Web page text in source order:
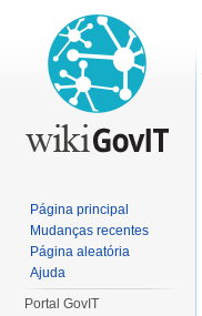
Página principal
Mudanças recentes
Página aleatória
Ajuda
Portal GovIT